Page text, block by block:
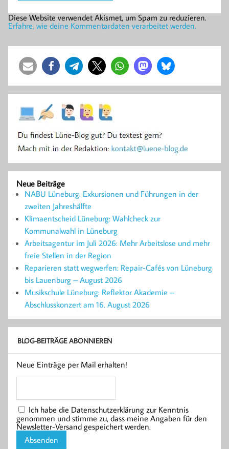
Diese Website verwendet Akismet, um Spam zu reduzieren.
Erfahre, wie deine Kommentardaten verarbeitet werden.
Neue Beiträge
NABU Lüneburg: Exkursionen und Führungen in der
zweiten Jahreshälfte
Klimaentscheid Lüneburg: Wahlcheck zur
Kommunalwahl in Lüneburg
Arbeitsagentur im Juli 2026: Mehr Arbeitslose und mehr
freie Stellen in der Region
Reparieren statt wegwerfen: Repair-Cafés von Lüneburg
bis Lauenburg – August 2026
Musikschule Lüneburg: Reflektor Akademie –
Abschlusskonzert am 16. August 2026
BLOG-BEITRÄGE ABONNIEREN
Neue Einträge per Mail erhalten!
Ich habe die Datenschutzerklärung zur Kenntnis
genommen und stimme zu, dass meine Angaben für den
Newsletter-Versand gespeichert werden.